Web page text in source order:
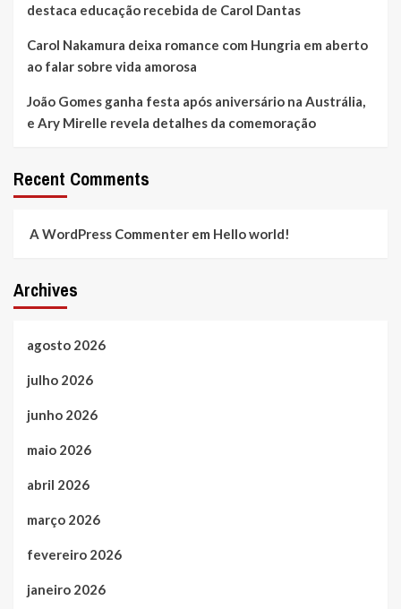
destaca educação recebida de Carol Dantas
Carol Nakamura deixa romance com Hungria em aberto
ao falar sobre vida amorosa
João Gomes ganha festa após aniversário na Austrália,
e Ary Mirelle revela detalhes da comemoração
Recent Comments
A WordPress Commenter em Hello world!
Archives
agosto 2026
julho 2026
junho 2026
maio 2026
abril 2026
março 2026
fevereiro 2026
janeiro 2026